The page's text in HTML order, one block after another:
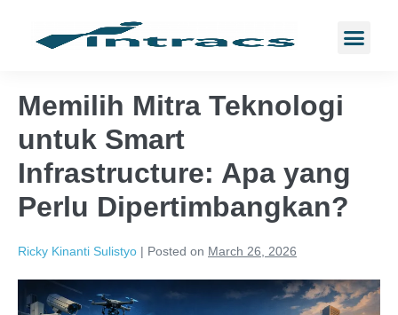
Memilih Mitra Teknologi
untuk Smart
Infrastructure: Apa yang
Perlu Dipertimbangkan?
Ricky Kinanti Sulistyo | Posted on March 26, 2026